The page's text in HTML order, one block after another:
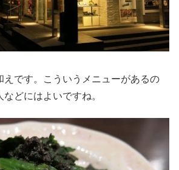
えです。こういうメニューがあるの
どにはよいですね。